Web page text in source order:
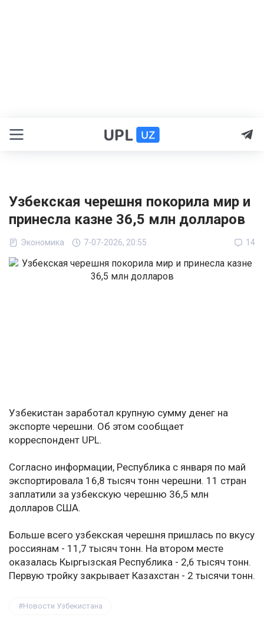
Узбекская черешня покорила мир и
принесла казне 36,5 млн долларов
Экономика 7-07-2026, 20:55 14
Узбекистан заработал крупную сумму денег на
экспорте черешни. Об этом сообщает
корреспондент UPL.
Согласно информации, Республика с января по май
экспортировала 16,8 тысяч тонн черешни. 11 стран
заплатили за узбекскую черешню 36,5 млн
долларов США.
Больше всего узбекская черешня пришлась по вкусу
россиянам - 11,7 тысяч тонн. На втором месте
оказалась Кыргызская Республика - 2,6 тысяч тонн.
Первую тройку закрывает Казахстан - 2 тысячи тонн.
Новости Узбекистана